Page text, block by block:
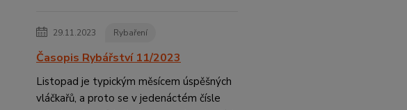
29.11.2023 Rybaření
Časopis Rybářství 11/2023
Listopad je typickým měsícem úspěšných
vláčkařů, a proto se v jedenáctém čísle